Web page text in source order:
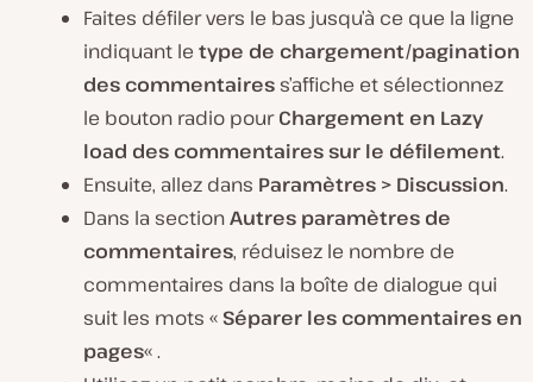
Faites défiler vers le bas jusqu’à ce que la ligne
indiquant le type de chargement/pagination
des commentaires s’affiche et sélectionnez
le bouton radio pourChargement en Lazy
load des commentaires sur le défilement.
Ensuite, allez dans Paramètres > Discussion.
Dans la sectionAutres paramètres de
commentaires, réduisez le nombre de
commentaires dans la boîte de dialogue qui
suit les mots « Séparer les commentaires en
pages« .